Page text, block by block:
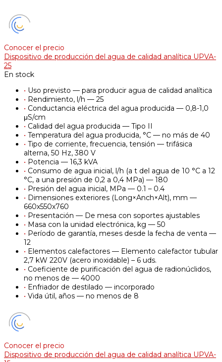
Conocer el precio
Dispositivo de producción del agua de calidad analítica UPVA-
25
En stock
• Uso previsto — para producir agua de calidad analítica
• Rendimiento, l/h — 25
• Conductancia eléctrica del agua producida — 0,8-1,0
μS/cm
• Calidad del agua producida — Tipo II
• Temperatura del agua producida, °С — no más de 40
• Tipo de corriente, frecuencia, tensión — trifásica
alterna, 50 Hz, 380 V
• Potencia — 16,3 kVA
• Consumo de agua inicial, l/h (a t del agua de 10 °C a 12
°C, a una presión de 0,2 a 0,4 MPa) — 180
• Presión del agua inicial, MPa — 0.1 – 0.4
• Dimensiones exteriores (Long×Anch×Alt), mm —
660х550х760
• Presentación — De mesa con soportes ajustables
• Masa con la unidad electrónica, kg — 50
• Período de garantía, meses desde la fecha de venta —
12
• Elementos calefactores — Elemento calefactor tubular
2,7 kW 220V (acero inoxidable) – 6 uds.
• Coeficiente de purificación del agua de radionúclidos,
no menos de — 4000
• Enfriador de destilado — incorporado
• Vida útil, años — no menos de 8
Conocer el precio
Dispositivo de producción del agua de calidad analítica UPVA-